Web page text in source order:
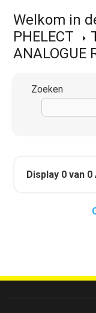
Producten voor
Ondersteuning
Welkom in
PHELECT
ANALOGUE
Zoeken
Display 0 van 0